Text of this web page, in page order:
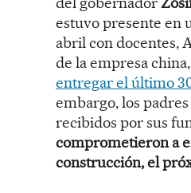
estuvo presente en
abril con docentes,
de la empresa
entregar el último
embargo, los
recibidos por sus
comprometieron a
construcción, el